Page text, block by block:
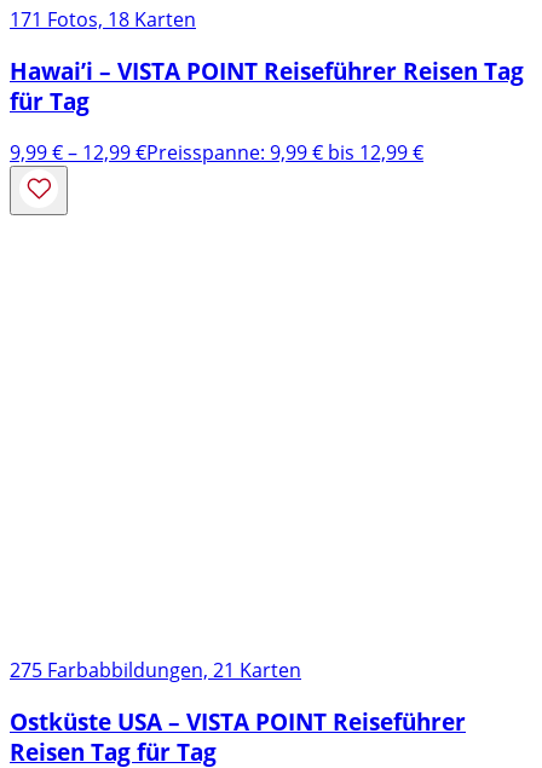
171 Fotos, 18 Karten
Hawai’i – VISTA POINT Reiseführer Reisen Tag
für Tag
9,99€– 12,99€Preisspanne: 9,99 € bis 12,99 €
275 Farbabbildungen, 21 Karten
Ostküste USA – VISTA POINT Reiseführer
Reisen Tag für Tag